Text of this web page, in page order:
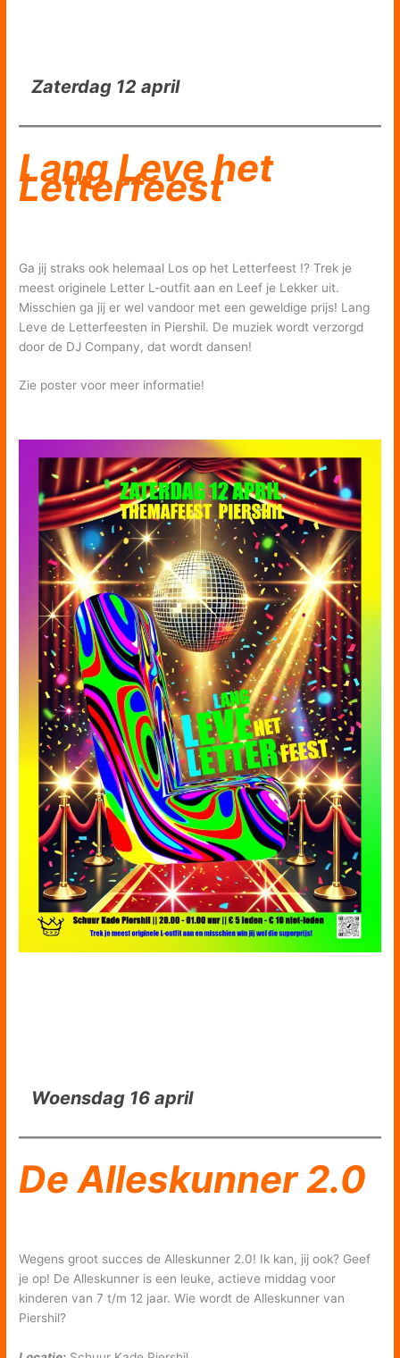
Zaterdag 12 april
Lang Leve het
Letterfeest
Ga jij straks ook helemaal Los op het Letterfeest !? Trek je
meest originele Letter L-outfit aan en Leef je Lekker uit.
Misschien ga jij er wel vandoor met een geweldige prijs! Lang
Leve de Letterfeesten in Piershil. De muziek wordt verzorgd
door de DJ Company, dat wordt dansen!
Zie poster voor meer informatie!
Woensdag 16 april
De Alleskunner 2.0
Wegens groot succes de Alleskunner 2.0! Ik kan, jij ook? Geef
je op! De Alleskunner is een leuke, actieve middag voor
kinderen van 7 t/m 12 jaar. Wie wordt de Alleskunner van
Piershil?